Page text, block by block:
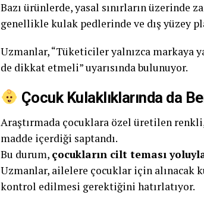
Bazı ürünlerde, yasal sınırların üzerinde
genellikle kulak pedlerinde ve dış yüzey
Uzmanlar, “Tüketiciler yalnızca markaya
de dikkat etmeli” uyarısında bulunuyor.
Çocuk Kulaklıklarında da
Araştırmada çocuklara özel üretilen
madde içerdiği saptandı.
Bu durum, çocukların cilt teması
Uzmanlar, ailelere çocuklar için alınacak
kontrol edilmesi gerektiğini hatırlatıyor.